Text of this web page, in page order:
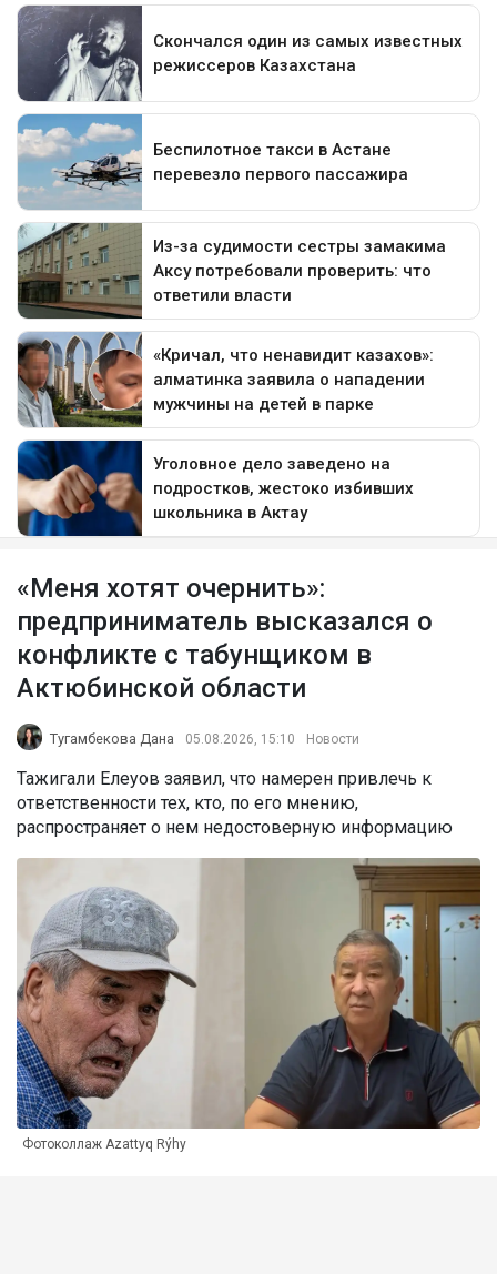
«Меня хотят очернить»:
предприниматель высказался о
конфликте с табунщиком в
Актюбинской области
Тугамбекова Дана 05.08.2026, 15:10 Новости
Тажигали Елеуов заявил, что намерен привлечь к
ответственности тех, кто, по его мнению,
распространяет о нем недостоверную информацию
Фотоколлаж Azattyq Rýhy